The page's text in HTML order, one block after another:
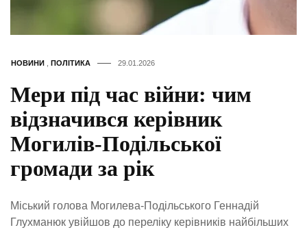
НОВИНИ ПОЛІТИКА 29.01.2026
Мери під час війни: чим
відзначився керівник
Могилів-Подільської
громади за рік
Міський голова Могилева-Подільського Геннадій
Глухманюк увійшов до переліку керівників найбільших